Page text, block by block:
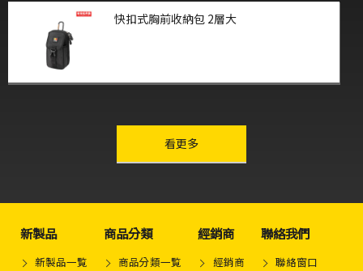
快扣式胸前收納包 2層大
看更多other-series
新製品
新製品一覧
商品分類
商品分類一覧
經銷商
經銷商
聯絡我們
聯絡窗口